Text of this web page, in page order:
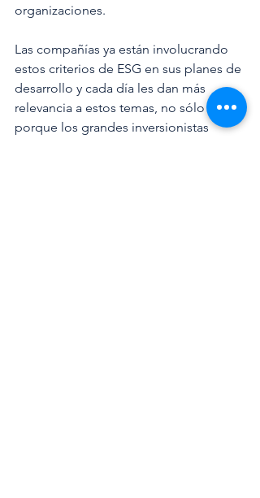
organizaciones.
Las compañías ya están involucrando
estos criterios de ESG en sus planes de
desarrollo y cada día les dan más
relevancia a estos temas, no sólo
porque los grandes inversionistas